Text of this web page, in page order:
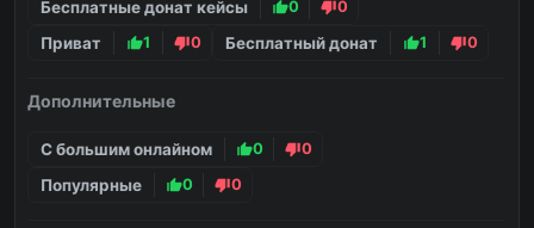
Бесплатные донат кейсы 0 0
Приват 1 0 Бесплатный донат 1 0
Дополнительные
С большим онлайном 0 0
Популярные 0 0